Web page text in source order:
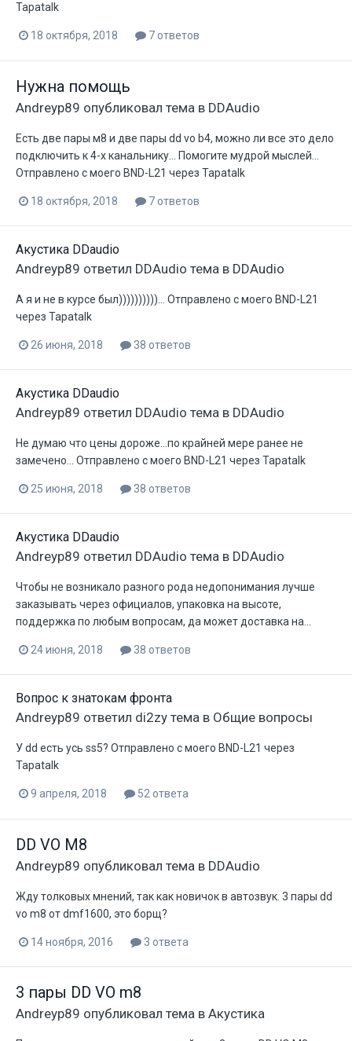
Tapatalk
18 октября, 2018 7 ответов
Нужна помощь
Andreyp89 опубликовал тема в DDAudio
Есть две пары м8 и две пары dd vo b4, можно ли все это дело
подключить к 4-х канальнику... Помогите мудрой мыслей...
Отправлено с моего BND-L21 через Tapatalk
18 октября, 2018 7 ответов
Акустика DDaudio
Andreyp89 ответил DDAudio тема в DDAudio
А я и не в курсе был))))))))))... Отправлено с моего BND-L21
через Tapatalk
26 июня, 2018 38 ответов
Акустика DDaudio
Andreyp89 ответил DDAudio тема в DDAudio
Не думаю что цены дороже...по крайней мере ранее не
замечено... Отправлено с моего BND-L21 через Tapatalk
25 июня, 2018 38 ответов
Акустика DDaudio
Andreyp89 ответил DDAudio тема в DDAudio
Чтобы не возникало разного рода недопонимания лучше
заказывать через официалов, упаковка на высоте,
поддержка по любым вопросам, да может доставка на...
24 июня, 2018 38 ответов
Вопрос к знатокам фронта
Andreyp89 ответил di2zy тема в Общие вопросы
У dd есть усь ss5? Отправлено с моего BND-L21 через
Tapatalk
9 апреля, 2018 52 ответа
DD VO M8
Andreyp89 опубликовал тема в DDAudio
Жду толковых мнений, так как новичок в автозвук. 3 пары dd
vo m8 от dmf1600, это борщ?
14 ноября, 2016 3 ответа
3 пары DD VO m8
Andreyp89 опубликовал тема в Акустика